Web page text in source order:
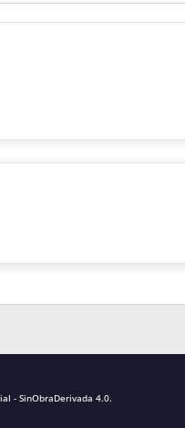
- SinObraDerivada 4.0.